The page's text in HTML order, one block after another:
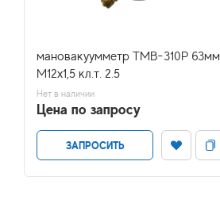
мановакуумметр ТМВ-310Р 63мм
М12х1,5 кл.т. 2.5
Нет в наличии
Цена по запросу
ЗАПРОСИТЬ